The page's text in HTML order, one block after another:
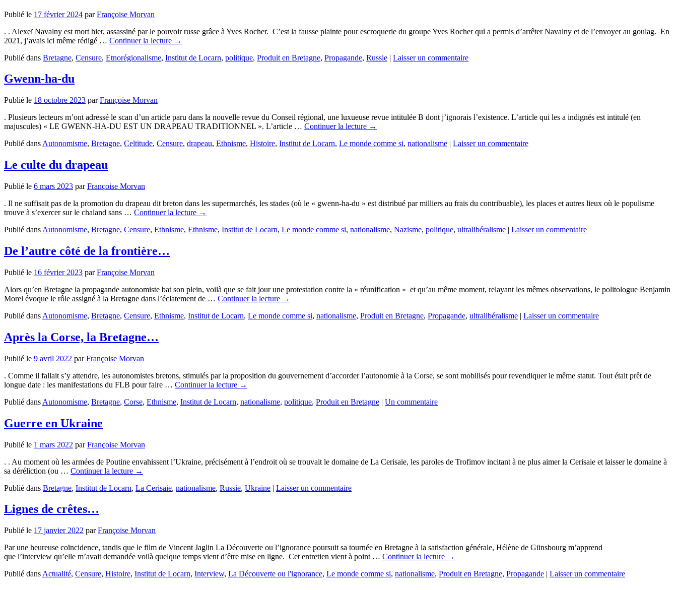
Publié le 17 février 2024 par Françoise Morvan
. . Alexeï Navalny est mort hier, assassiné par le pouvoir russe grâce à Yves Rocher. C’est la fausse plainte pour escroquerie du groupe Yves Rocher qui a permis d’arrêter Navalny et de l’envoyer au goulag. En
2021, j’avais ici même rédigé … Continuer la lecture →
Publié dans Bretagne, Censure, Etnorégionalisme, Institut de Locarn, politique, Produit en Bretagne, Propagande, Russie | Laisser un commentaire
Gwenn-ha-du
Publié le 18 octobre 2023 par Françoise Morvan
. Plusieurs lecteurs m’ont adressé le scan d’un article paru dans la nouvelle revue du Conseil régional, une luxueuse revue intitulée B dont j’ignorais l’existence. L’article qui les a indignés est intitulé (en
majuscules) « LE GWENN-HA-DU EST UN DRAPEAU TRADITIONNEL ». L’article … Continuer la lecture →
Publié dans Autonomisme, Bretagne, Celtitude, Censure, drapeau, Ethnisme, Histoire, Institut de Locarn, Le monde comme si, nationalisme | Laisser un commentaire
Le culte du drapeau
Publié le 6 mars 2023 par Françoise Morvan
. Il ne suffisait pas de la promotion du drapeau dit breton dans les supermarchés, les stades (où le « gwenn-ha-du » est distribué par milliers au frais du contribuable), les places et autres lieux où le populisme
trouve à s’exercer sur le chaland sans … Continuer la lecture →
Publié dans Autonomisme, Bretagne, Censure, Ethnisme, Ethnisme, Institut de Locarn, Le monde comme si, nationalisme, Nazisme, politique, ultralibéralisme | Laisser un commentaire
De l’autre côté de la frontière…
Publié le 16 février 2023 par Françoise Morvan
Alors qu’en Bretagne la propagande autonomiste bat son plein, voilà que se fait jour une protestation contre la « réunification » et qu’au même moment, relayant les mêmes observations, le politologue Benjamin
Morel évoque le rôle assigné à la Bretagne dans l’éclatement de … Continuer la lecture →
Publié dans Autonomisme, Bretagne, Censure, Ethnisme, Institut de Locarn, Le monde comme si, nationalisme, Produit en Bretagne, Propagande, ultralibéralisme | Laisser un commentaire
Après la Corse, la Bretagne…
Publié le 9 avril 2022 par Françoise Morvan
. Comme il fallait s’y attendre, les autonomistes bretons, stimulés par la proposition du gouvernement d’accorder l’autonomie à la Corse, se sont mobilisés pour revendiquer le même statut. Tout était prêt de
longue date : les manifestations du FLB pour faire … Continuer la lecture →
Publié dans Autonomisme, Bretagne, Corse, Ethnisme, Institut de Locarn, nationalisme, politique, Produit en Bretagne | Un commentaire
Guerre en Ukraine
Publié le 1 mars 2022 par Françoise Morvan
. . Au moment où les armées de Poutine envahissent l’Ukraine, précisément à l’endroit où se trouvait le domaine de La Cerisaie, les paroles de Trofimov incitant à ne plus aimer la Cerisaie et laisser le domaine à
sa déréliction (ou … Continuer la lecture →
Publié dans Bretagne, Institut de Locarn, La Cerisaie, nationalisme, Russie, Ukraine | Laisser un commentaire
Lignes de crêtes…
Publié le 17 janvier 2022 par Françoise Morvan
Par une heureuse coïncidence, tandis que le film de Vincent Jaglin La Découverte ou l’ignorance poursuit sa tournée en Bretagne à la satisfaction générale, Hélène de Günsbourg m’apprend
que l’interview qu’elle m’avait demandée voilà quelque temps vient d’être mise en ligne. Cet entretien vient à point … Continuer la lecture →
Publié dans Actualité, Censure, Histoire, Institut de Locarn, Interview, La Découverte ou l'ignorance, Le monde comme si, nationalisme, Produit en Bretagne, Propagande | Laisser un commentaire